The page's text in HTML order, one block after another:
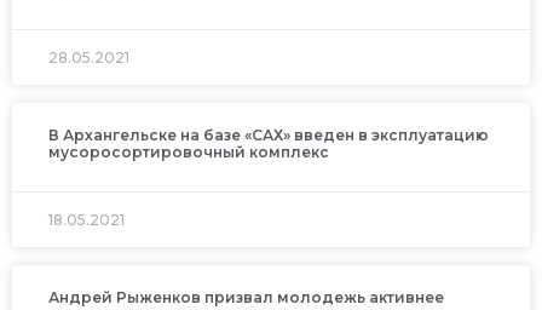
28.05.2021
В Архангельске на базе «САХ» введен в эксплуатацию
мусоросортировочный комплекс
18.05.2021
Андрей Рыженков призвал молодежь активнее